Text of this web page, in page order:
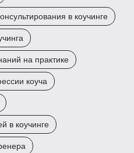
в коучинге
на практике
коуча
в коучинге